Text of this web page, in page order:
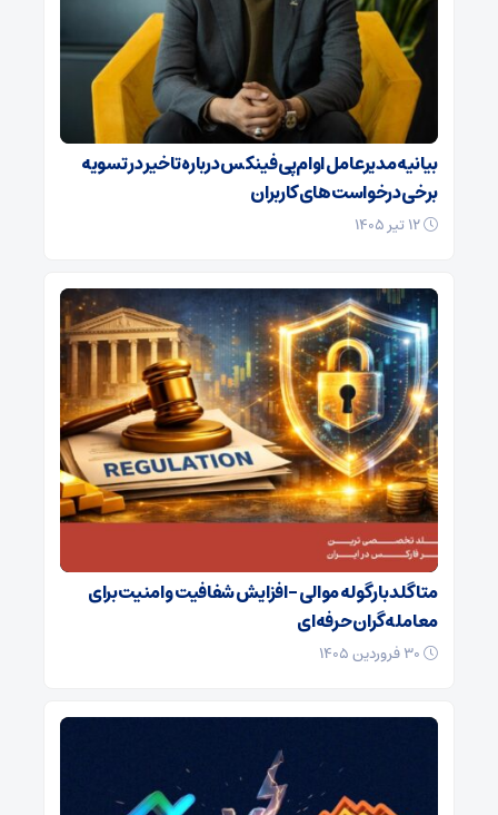
بیانیه مدیرعامل او‌ام‌پی فینکس درباره تاخیر در تسویه
برخی درخواست‌های کاربران
متاگلد با رگوله موالی – افزایش شفافیت و امنیت برای
معامله‌گران حرفه‌ای